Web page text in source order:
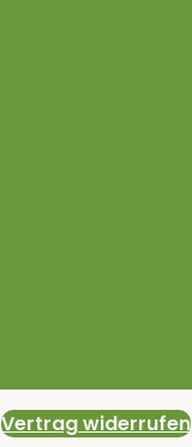
Vertrag widerrufen